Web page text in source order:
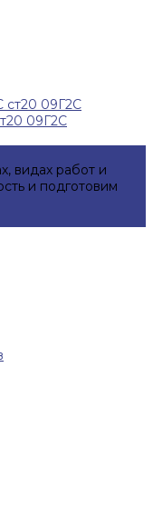
09Г2С
видах работ и
и подготовим